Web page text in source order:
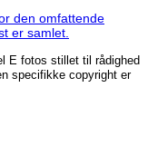
den omfattende
er samlet.
E fotos stillet til rådighed
specifikke copyright er